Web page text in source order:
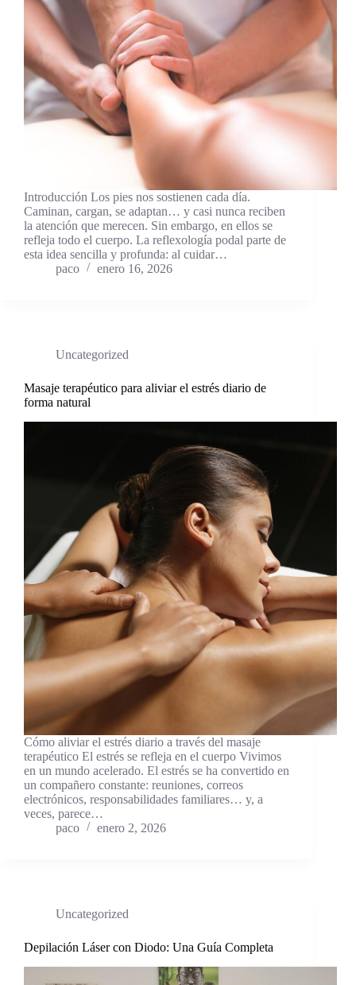
Introducción Los pies nos sostienen cada día.
Caminan, cargan, se adaptan… y casi nunca reciben
la atención que merecen. Sin embargo, en ellos se
refleja todo el cuerpo. La reflexología podal parte de
esta idea sencilla y profunda: al cuidar…
paco
enero 16, 2026
Uncategorized
Masaje terapéutico para aliviar el estrés diario de
forma natural
Cómo aliviar el estrés diario a través del masaje
terapéutico El estrés se refleja en el cuerpo Vivimos
en un mundo acelerado. El estrés se ha convertido en
un compañero constante: reuniones, correos
electrónicos, responsabilidades familiares… y, a
veces, parece…
paco
enero 2, 2026
Uncategorized
Depilación Láser con Diodo: Una Guía Completa